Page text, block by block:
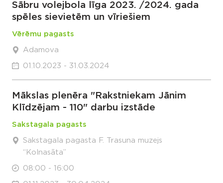
Sābru volejbola līga 2023. /2024. gada
spēles sievietēm un vīriešiem
Vērēmu pagasts
Adamova
01.10.2023 - 31.03.2024
Mākslas plenēra "Rakstniekam Jānim
Klīdzējam - 110" darbu izstāde
Sakstagala pagasts
Sakstagala pagasta F. Trasuna muzejs
“Kolnasāta”
08:00 - 16:00